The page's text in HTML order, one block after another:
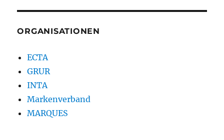
ORGANISATIONEN
ECTA
GRUR
INTA
Markenverband
MARQUES